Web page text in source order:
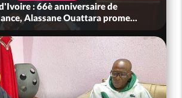
: 66è anniversaire de
Alassane Ouattara prome...